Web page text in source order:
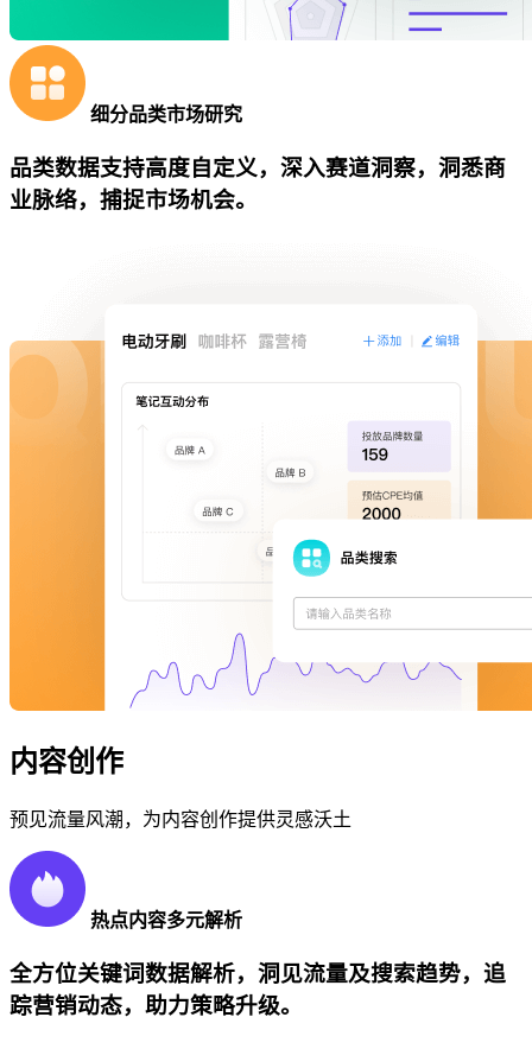
细分品类市场研究
品类数据支持高度自定义，深入赛道洞察，洞悉商
业脉络，捕捉市场机会。
内容创作
预见流量风潮，为内容创作提供灵感沃土
热点内容多元解析
全方位关键词数据解析，洞见流量及搜索趋势，追
踪营销动态，助力策略升级。